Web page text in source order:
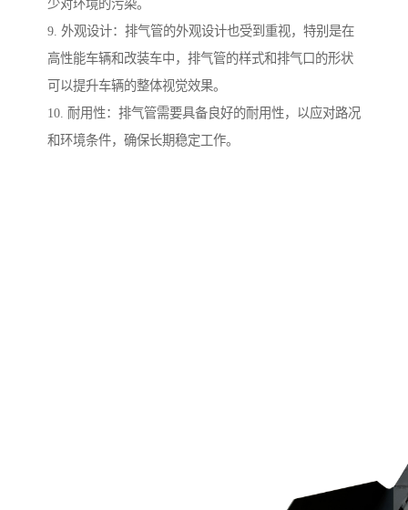
少对环境的污染。
9. 外观设计：排气管的外观设计也受到重视，特别是在
高性能车辆和改装车中，排气管的样式和排气口的形状
可以提升车辆的整体视觉效果。
10. 耐用性：排气管需要具备良好的耐用性，以应对路况
和环境条件，确保长期稳定工作。